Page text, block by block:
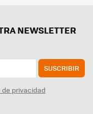
NEWSLETTER
SUSCRIBIR
privacidad